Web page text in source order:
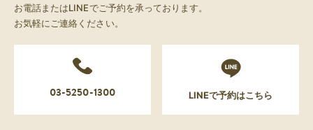
お電話またはLINEでご予約を承っております。
お気軽にご連絡ください。
03-5250-1300 LINEで予約はこちら